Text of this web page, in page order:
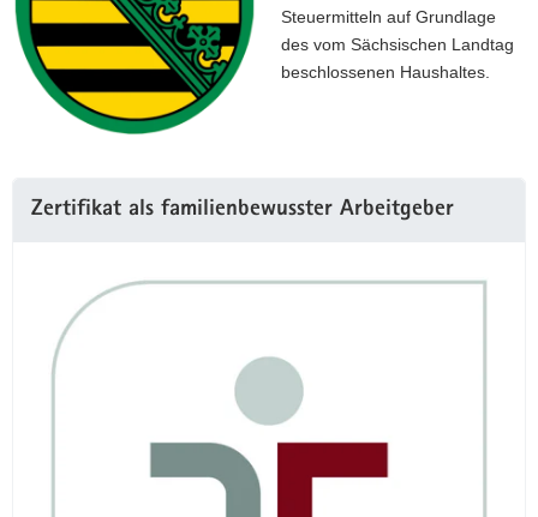
Steuermitteln auf Grundlage
des vom Sächsischen Landtag
beschlossenen Haushaltes.
Information
Zertifikat als familienbewusster Arbeitgeber